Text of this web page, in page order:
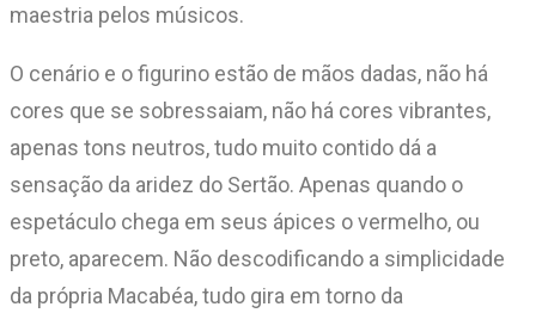
maestria pelos músicos.
O cenário e o figurino estão de mãos dadas, não há
cores que se sobressaiam, não há cores vibrantes,
apenas tons neutros, tudo muito contido dá a
sensação da aridez do Sertão. Apenas quando o
espetáculo chega em seus ápices o vermelho, ou
preto, aparecem. Não descodificando a simplicidade
da própria Macabéa, tudo gira em torno da